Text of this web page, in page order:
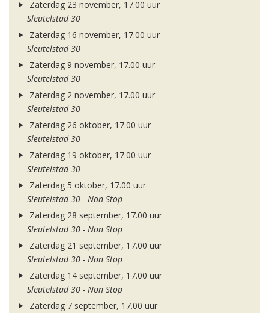
Zaterdag 23 november, 17.00 uur
Sleutelstad 30
Zaterdag 16 november, 17.00 uur
Sleutelstad 30
Zaterdag 9 november, 17.00 uur
Sleutelstad 30
Zaterdag 2 november, 17.00 uur
Sleutelstad 30
Zaterdag 26 oktober, 17.00 uur
Sleutelstad 30
Zaterdag 19 oktober, 17.00 uur
Sleutelstad 30
Zaterdag 5 oktober, 17.00 uur
Sleutelstad 30 - Non Stop
Zaterdag 28 september, 17.00 uur
Sleutelstad 30 - Non Stop
Zaterdag 21 september, 17.00 uur
Sleutelstad 30 - Non Stop
Zaterdag 14 september, 17.00 uur
Sleutelstad 30 - Non Stop
Zaterdag 7 september, 17.00 uur